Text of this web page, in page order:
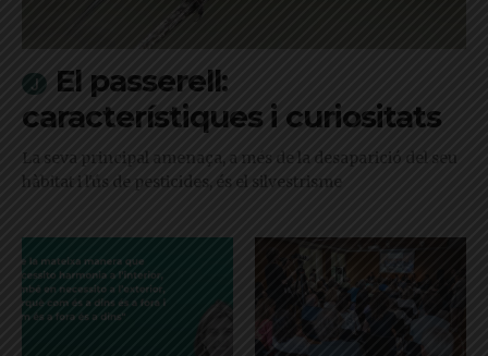
El passerell:
característiques i curiositats
La seva principal amenaça, a més de la desaparició del seu
hàbitat i l'ús de pesticides, és el silvestrisme